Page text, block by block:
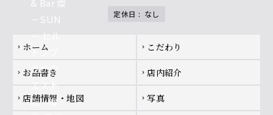
定休日 : なし
Footer navigation
chevron_right ホーム chevron_right こだわり
chevron_right お品書き chevron_right 店内紹介
chevron_right 店舗情報・地図 chevron_right 写真